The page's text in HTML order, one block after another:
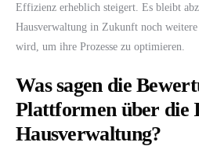
Effizienz erheblich steigert. Es bleibt
Hausverwaltung in Zukunft noch
wird, um ihre Prozesse zu optimieren.
Was sagen die
Plattformen über die
Hausverwaltung?